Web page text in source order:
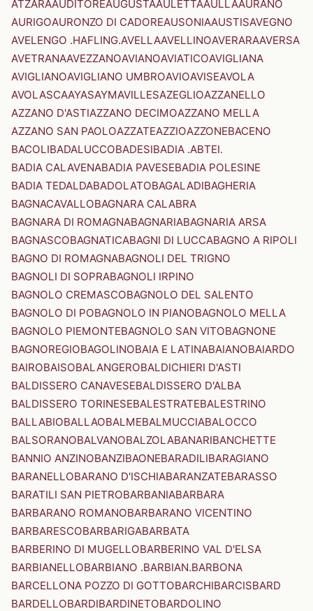
ATZARAAUDITOREAUGUSTAAULETTAAULLAAURANO
AURIGOAURONZO DI CADOREAUSONIAAUSTISAVEGNO
AVELENGO .HAFLING.AVELLAAVELLINOAVERARAAVERSA
AVETRANAAVEZZANOAVIANOAVIATICOAVIGLIANA
AVIGLIANOAVIGLIANO UMBROAVIOAVISEAVOLA
AVOLASCAAYASAYMAVILLESAZEGLIOAZZANELLO
AZZANO D'ASTIAZZANO DECIMOAZZANO MELLA
AZZANO SAN PAOLOAZZATEAZZIOAZZONEBACENO
BACOLIBADALUCCOBADESIBADIA .ABTEI.
BADIA CALAVENABADIA PAVESEBADIA POLESINE
BADIA TEDALDABADOLATOBAGALADIBAGHERIA
BAGNACAVALLOBAGNARA CALABRA
BAGNARA DI ROMAGNABAGNARIABAGNARIA ARSA
BAGNASCOBAGNATICABAGNI DI LUCCABAGNO A RIPOLI
BAGNO DI ROMAGNABAGNOLI DEL TRIGNO
BAGNOLI DI SOPRABAGNOLI IRPINO
BAGNOLO CREMASCOBAGNOLO DEL SALENTO
BAGNOLO DI POBAGNOLO IN PIANOBAGNOLO MELLA
BAGNOLO PIEMONTEBAGNOLO SAN VITOBAGNONE
BAGNOREGIOBAGOLINOBAIA E LATINABAIANOBAIARDO
BAIROBAISOBALANGEROBALDICHIERI D'ASTI
BALDISSERO CANAVESEBALDISSERO D'ALBA
BALDISSERO TORINESEBALESTRATEBALESTRINO
BALLABIOBALLAOBALMEBALMUCCIABALOCCO
BALSORANOBALVANOBALZOLABANARIBANCHETTE
BANNIO ANZINOBANZIBAONEBARADILIBARAGIANO
BARANELLOBARANO D'ISCHIABARANZATEBARASSO
BARATILI SAN PIETROBARBANIABARBARA
BARBARANO ROMANOBARBARANO VICENTINO
BARBARESCOBARBARIGABARBATA
BARBERINO DI MUGELLOBARBERINO VAL D'ELSA
BARBIANELLOBARBIANO .BARBIAN.BARBONA
BARCELLONA POZZO DI GOTTOBARCHIBARCISBARD
BARDELLOBARDIBARDINETOBARDOLINO